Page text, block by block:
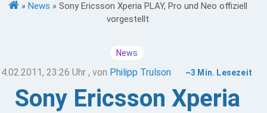
» News » Sony Ericsson Xperia PLAY, Pro und Neo offiziell
vorgestellt
News
23:26 Uhr , von Philipp Trulson ~3 Min. Lesezeit
Sony Ericsson Xperia